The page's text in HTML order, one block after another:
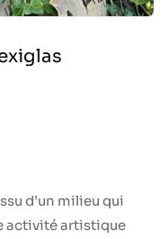
d’un milieu qui
activité artistique